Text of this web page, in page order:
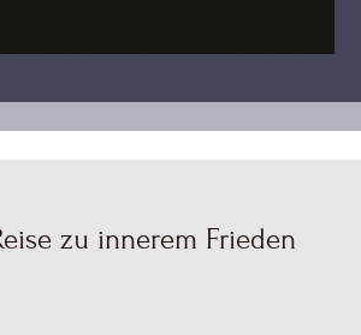
zu innerem Frieden